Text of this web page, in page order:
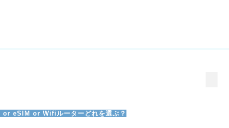
or eSIM or Wifiルーターどれを選ぶ？